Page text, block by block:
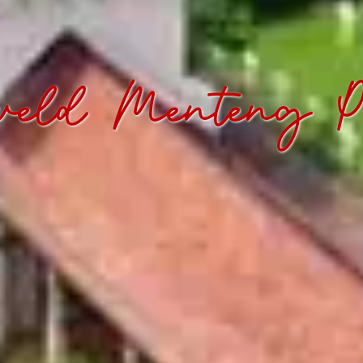
Menteng